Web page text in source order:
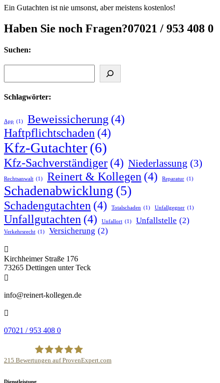
Ein Gutachten ist nie umsonst, aber meistens kostenlos!
Haben Sie noch Fragen?07021 / 953 408 0
Suchen:
Schlagwörter:
App (1) Beweissicherung (4)
Haftpflichtschaden (4)
Kfz-Gutachter(6)
Kfz-Sachverständiger (4) Niederlassung (3)
Rechtsanwalt (1) Reinert & Kollegen (4) Reparatur (1)
Schadenabwicklung (5)
Schadengutachten (4) Totalschaden (1) Unfallgegner (1)
Unfallgutachten (4) Unfallort (1) Unfallstelle (2)
Verkehrsrecht (1) Versicherung (2)

Kirchheimer Straße 176
73265 Dettingen unter Teck

info@reinert-kollegen.de

07021 / 953 408 0
Reinert &Kollegen
215 Bewertungen auf ProvenExpert.com
Dienstleistung